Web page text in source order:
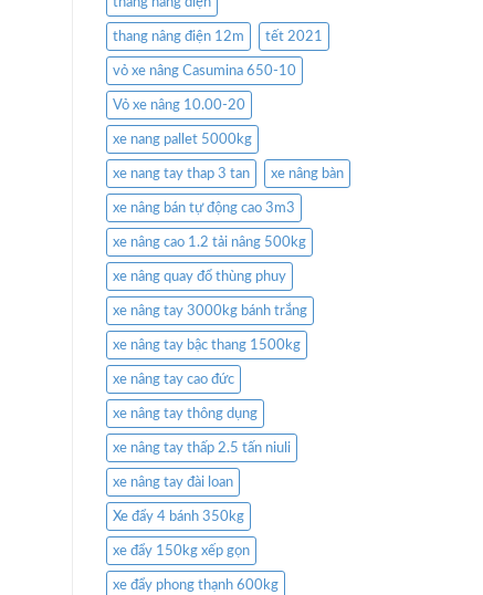
thang nâng điện 12m tết 2021
vỏ xe nâng Casumina 650-10
Vỏ xe nâng 10.00-20
xe nang pallet 5000kg
xe nang tay thap 3 tan xe nâng bàn
xe nâng bán tự động cao 3m3
xe nâng cao 1.2 tải nâng 500kg
xe nâng quay đổ thùng phuy
xe nâng tay 3000kg bánh trắng
xe nâng tay bậc thang 1500kg
xe nâng tay cao đức
xe nâng tay thông dụng
xe nâng tay thấp 2.5 tấn niuli
xe nâng tay đài loan
Xe đẩy 4 bánh 350kg
xe đẩy 150kg xếp gọn
xe đẩy phong thạnh 600kg